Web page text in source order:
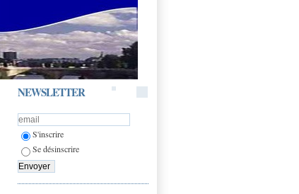
NEWSLETTER
S'inscrire
Se désinscrire